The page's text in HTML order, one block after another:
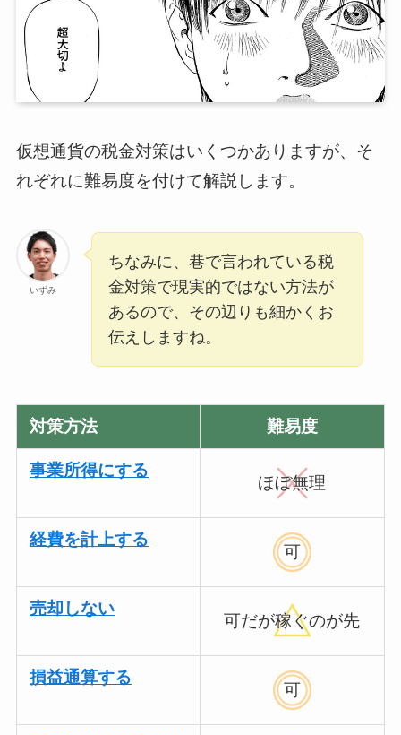
仮想通貨の税金対策はいくつかありますが、そ
れぞれに難易度を付けて解説します。
いずみ
ちなみに、巷で言われている税
金対策で現実的ではない方法が
あるので、その辺りも細かくお
伝えしますね。
対策方法 難易度
事業所得にする
ほぼ無理
経費を計上する
可
売却しない
可だが稼ぐのが先
損益通算する
可